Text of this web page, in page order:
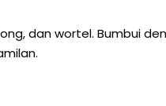
dan wortel. Bumbui